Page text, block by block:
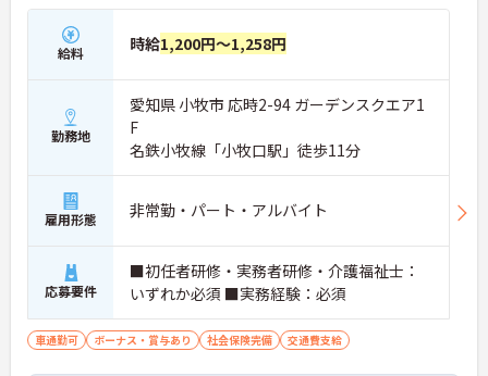
給料 時給1,200円～1,258円
勤務地
愛知県 小牧市 応時2-94 ガーデンスクエア1
F
名鉄小牧線「小牧口駅」徒歩11分
雇用形態 非常勤・パート・アルバイト
応募要件
■初任者研修・実務者研修・介護福祉士：
いずれか必須 ■実務経験：必須
車通勤可 ボーナス・賞与あり 社会保険完備 交通費支給